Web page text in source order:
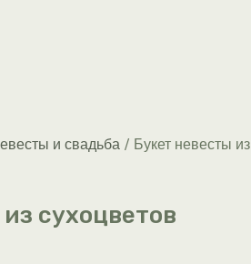
и свадьба / Букет невесты из
сухоцветов